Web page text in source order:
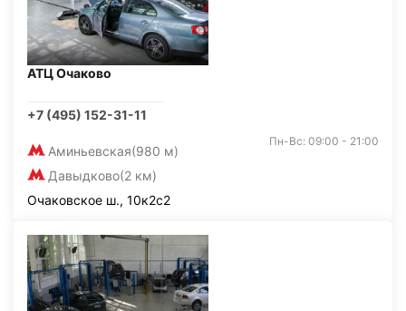
АТЦ Очаково
+7 (495) 152-31-11
Аминьевская(980 м)
Давыдково(2 км)
Пн-Вс: 09:00 - 21:00
Очаковское ш., 10к2с2